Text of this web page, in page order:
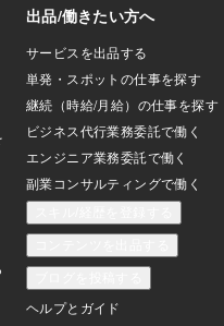
の個性”と思いたい。
のヒエラルキーを面白
い と感じます。ちなみ
どう集
ちが落
も整っ
化”を
います